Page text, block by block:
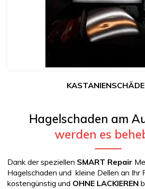
Hagelschaden am
werden es
Dank der speziellen SMART Repair
Hagelschaden und kleine Dellen an Ihr
kostengünstig und OHNE LACKIEREN